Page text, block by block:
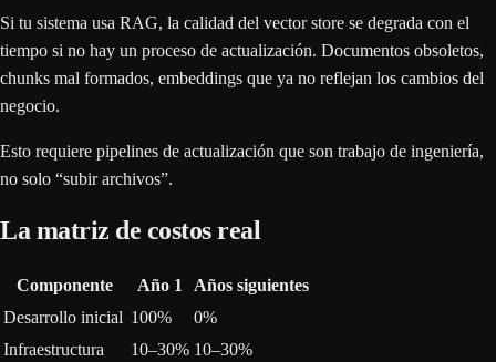
Si tu sistema usa RAG, la calidad del vector store se degrada con el
tiempo si no hay un proceso de actualización. Documentos obsoletos,
chunks mal formados, embeddings que ya no reflejan los cambios del
negocio.
Esto requiere pipelines de actualización que son trabajo de ingeniería,
no solo “subir archivos”.
La matriz de costos real
Componente Año 1
Años siguientes
Desarrollo inicial 100%
0%
Infraestructura
10–30% 10–30%